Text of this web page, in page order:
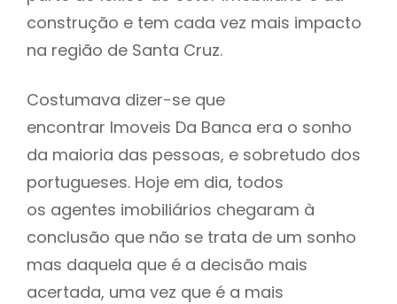
construção e tem cada vez mais impacto
na região de Santa Cruz.
Costumava dizer-se que
encontrar Imoveis Da Banca era o sonho
da maioria das pessoas, e sobretudo dos
portugueses. Hoje em dia, todos
os agentes imobiliários chegaram à
conclusão que não se trata de um sonho
mas daquela que é a decisão mais
acertada, uma vez que é a mais